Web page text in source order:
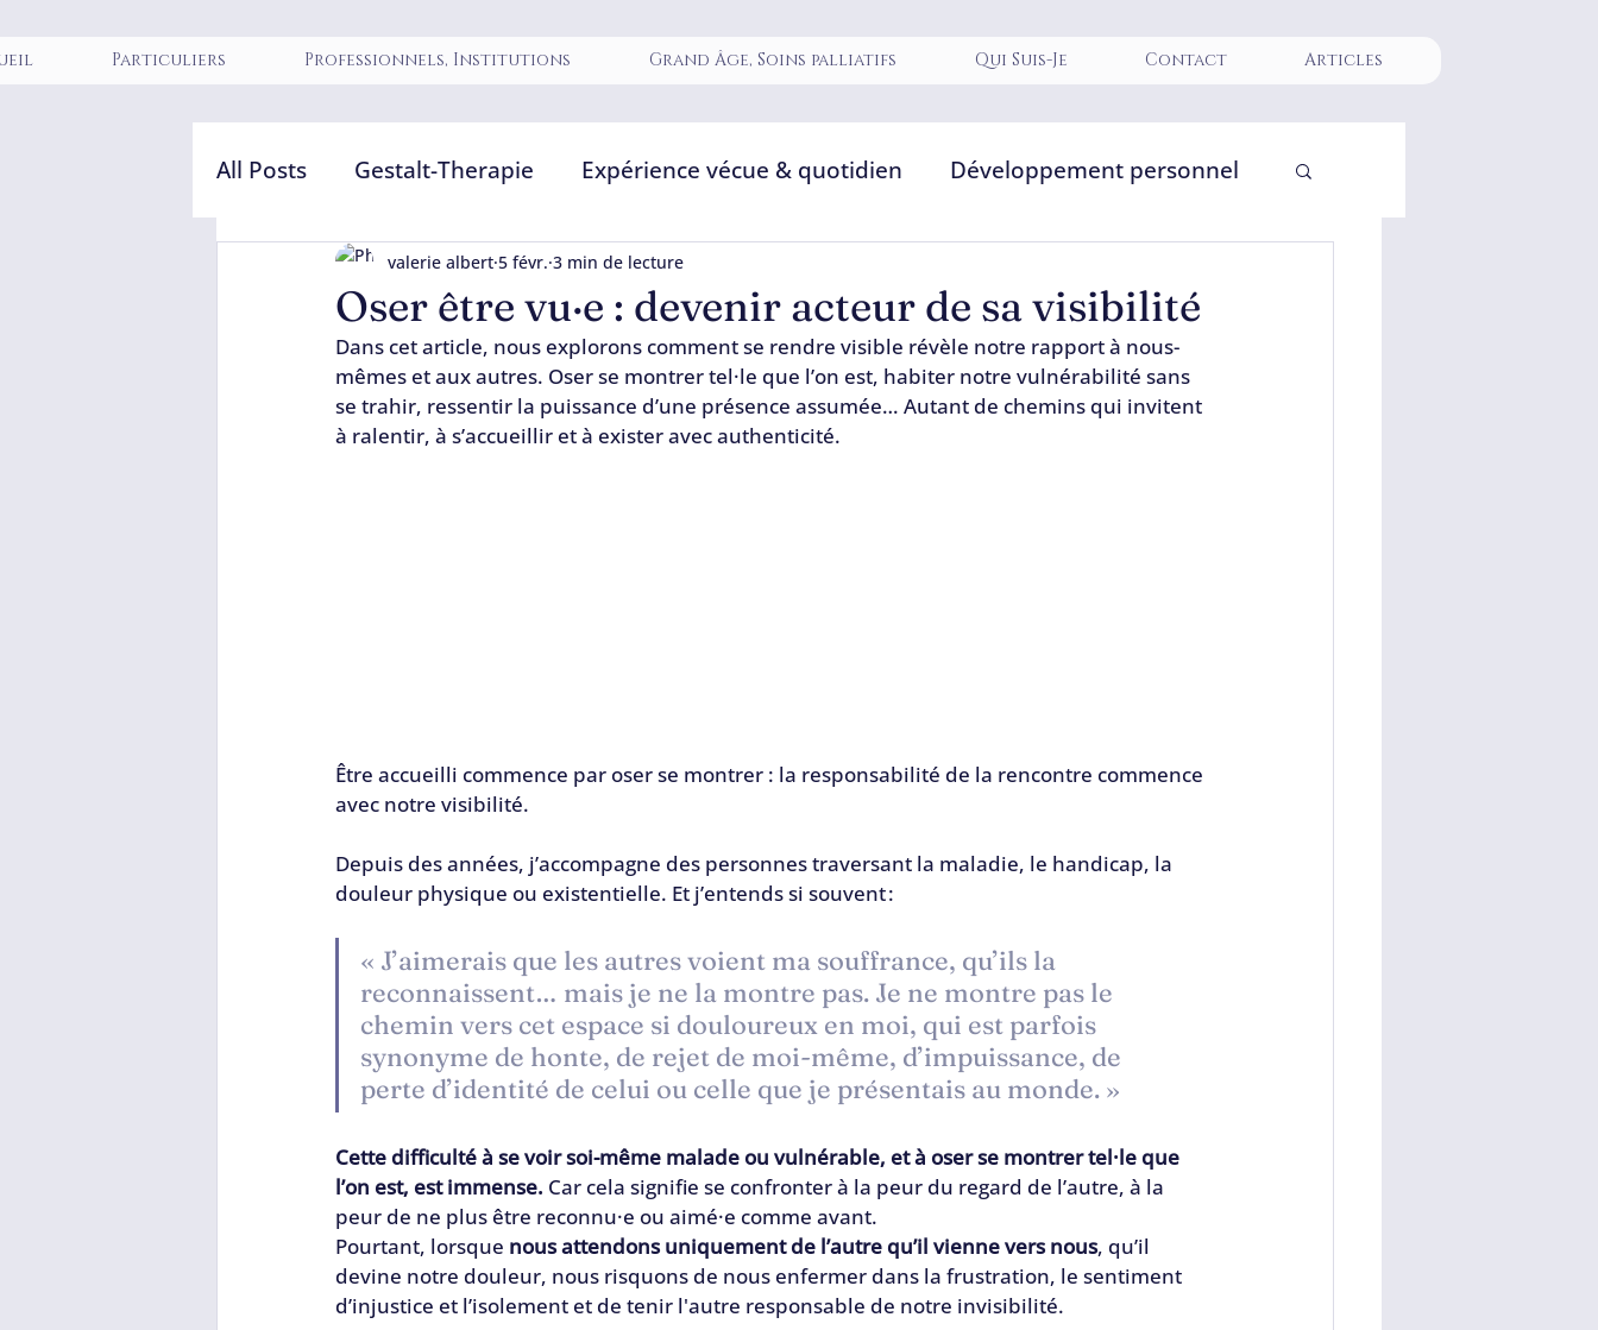
Particuliers Professionnels, Institutions Grand Âge, Soins palliatifs Qui Suis-Je Contact Articles
All Posts Gestalt-Therapie Expérience vécue & quotidien Développement personnel
Thérapie & accompagnement Soignants & relation de soin
Transformation intérieure Corps, voix & expérience sensible
Professionnels de l’accompagnement
Oser être vu·e : devenir acteur de sa visibilité
valerie albert 5 févr. 3 min de lecture
Dans cet article, nous explorons comment se rendre visible révèle notre rapport à nous-
mêmes et aux autres. Oser se montrer tel·le que l’on est, habiter notre vulnérabilité sans
se trahir, ressentir la puissance d’une présence assumée… Autant de chemins qui invitent
à ralentir, à s’accueillir et à exister avec authenticité.
Être accueilli commence par oser se montrer : la responsabilité de la rencontre commence
avec notre visibilité.
Depuis des années, j’accompagne des personnes traversant la maladie, le handicap, la
douleur physique ou existentielle. Et j’entends si souvent :
« J’aimerais que les autres voient ma souffrance, qu’ils la
reconnaissent… mais je ne la montre pas. Je ne montre pas le
chemin vers cet espace si douloureux en moi, qui est parfois
synonyme de honte, de rejet de moi-même, d’impuissance, de
perte d’identité de celui ou celle que je présentais au monde. »
Cette difficulté à se voir soi-même malade ou vulnérable, et à oser se montrer tel·le que
l’on est, est immense. Car cela signifie se confronter à la peur du regard de l’autre, à la
peur de ne plus être reconnu·e ou aimé·e comme avant.
Pourtant, lorsque nous attendons uniquement de l’autre qu’il vienne vers nous, qu’il
devine notre douleur, nous risquons de nous enfermer dans la frustration, le sentiment
d’injustice et l’isolement et de tenir l'autre responsable de notre invisibilité.